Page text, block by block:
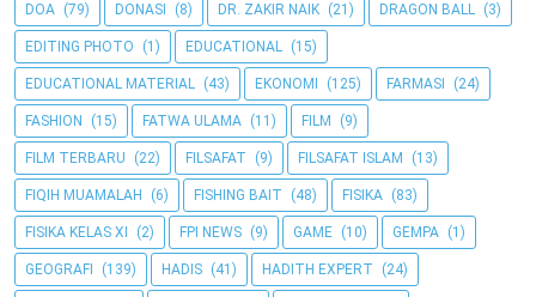
DOA (79) DONASI (8) DR. ZAKIR NAIK (21) DRAGON BALL (3)
EDITING PHOTO (1) EDUCATIONAL (15)
EDUCATIONAL MATERIAL (43) EKONOMI (125) FARMASI (24)
FASHION (15) FATWA ULAMA (11) FILM (9)
FILM TERBARU (22) FILSAFAT (9) FILSAFAT ISLAM (13)
FIQIH MUAMALAH (6) FISHING BAIT (48) FISIKA (83)
FISIKA KELAS XI (2) FPI NEWS (9) GAME (10) GEMPA (1)
GEOGRAFI (139) HADIS (41) HADITH EXPERT (24)